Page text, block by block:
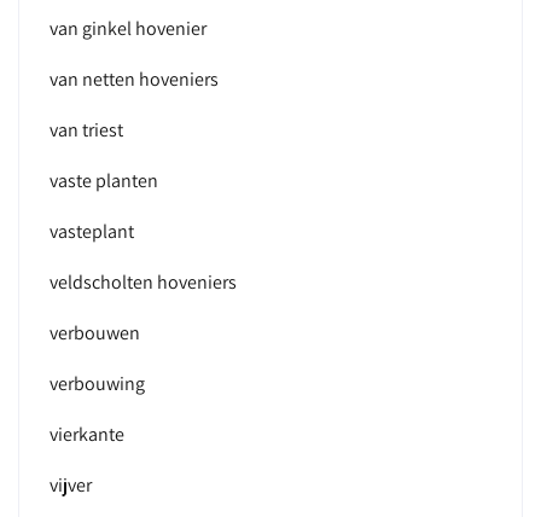
van ginkel hovenier
van netten hoveniers
van triest
vaste planten
vasteplant
veldscholten hoveniers
verbouwen
verbouwing
vierkante
vijver